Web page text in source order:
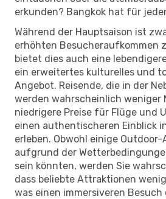
erkunden? Bangkok hat für
Während der Hauptsaison ist
erhöhten Besucheraufkommen
bietet dies auch eine
ein erweitertes kulturelles und
Angebot. Reisende, die in der
werden wahrscheinlich weniger
niedrigere Preise für Flüge und
einen authentischeren Einblick
erleben. Obwohl einige
aufgrund der
sein könnten, werden Sie
dass beliebte Attraktionen
was einen immersiveren